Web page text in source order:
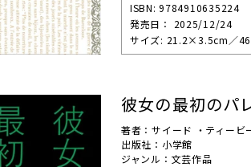
ISBN: 9784910635224
発売⽇： 2025/12/24
サイズ: 21.2×3.5cm／
彼女の最初のパ
著者：サイード ・ティービ
出版社：小学館
ジャンル：文芸作品